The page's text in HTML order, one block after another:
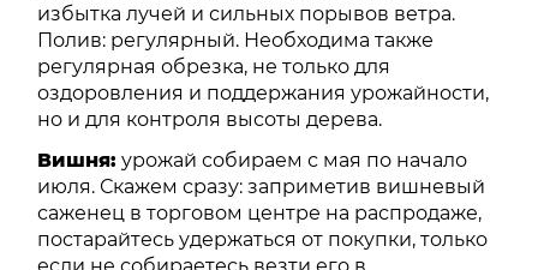
избытка лучей и сильных порывов ветра.
Полив: регулярный. Необходима также
регулярная обрезка, не только для
оздоровления и поддержания урожайности,
но и для контроля высоты дерева.
Вишня: урожай собираем с мая по начало
июля. Скажем сразу: заприметив вишневый
саженец в торговом центре на распродаже,
постарайтесь удержаться от покупки, только